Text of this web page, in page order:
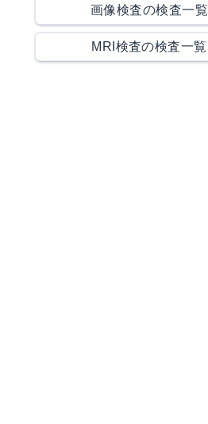
画像検査の検査一覧
MRI検査の検査一覧